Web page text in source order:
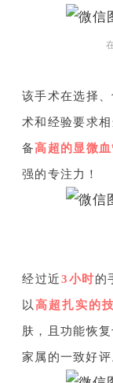
该手术在选择
术和经验要求
备高超的显微
强的专注力！
经过近3小时的
以 高超扎实的
肤，且功能恢
家属的一致好评